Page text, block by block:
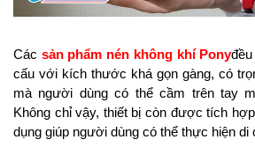
Các sản phẩm nén không khí Pony
cấu với kích thước khá gọn gàng, có
mà người dùng có thể cầm trên tay
Không chỉ vậy, thiết bị còn được tích
dụng giúp người dùng có thể thực hiện di